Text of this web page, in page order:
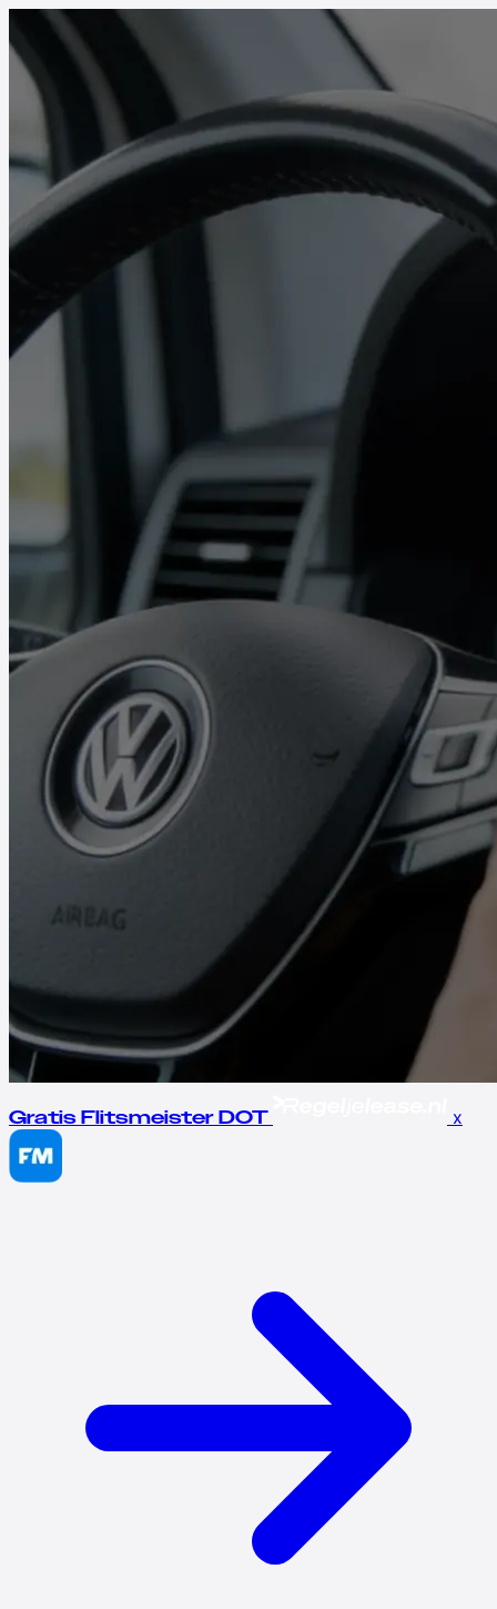
Gratis Flitsmeister DOT x